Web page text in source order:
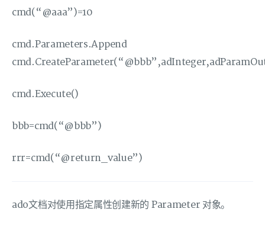
cmd(“@aaa”)=10
cmd.Parameters.Append
cmd.Execute()
bbb=cmd(“@bbb”)
rrr=cmd(“@return_value”)
ado文档对使用指定属性创建新的 Parameter 对象。